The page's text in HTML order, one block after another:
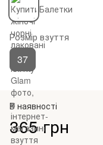
Розмір взуття
37
В наявності
365 грн